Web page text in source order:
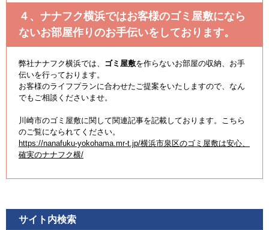
４、ナナフク横浜ではお客様のゴミ屋敷になら
ないお部屋作りのお手伝いをしております。
弊社ナナフク横浜では、 ゴミ屋敷を作らないお部屋の収納、お手
伝いを行っております。
お客様のライフプランに合わせたご提案をいたしますので、なん
でもご相談くださいませ。
川崎市のゴミ屋敷に関して関連記事を記載しております。こちら
のご覧になられてください。
https://nanafuku-yokohama.mr-t.jp/横浜市泉区のゴミ屋敷は安心、
確実のナナフク横/
サイト内検索